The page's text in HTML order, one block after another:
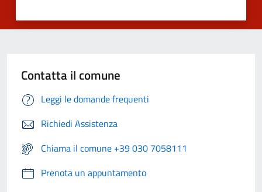
Contatta il comune
Leggi le domande frequenti
Richiedi Assistenza
Chiama il comune +39 030 7058111
Prenota un appuntamento